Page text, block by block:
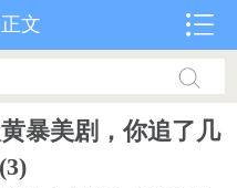
文
暴美剧，你追了几